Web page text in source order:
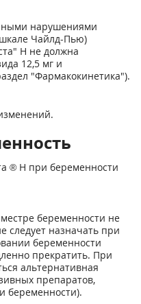
нарушениями
Чайлд-Пью)
Н не должна
12,5 мг и
"Фармакокинетика").
® Н при беременности
беременности не
следует назначать при
беременности
прекратить. При
альтернативная
препаратов,
беременности).